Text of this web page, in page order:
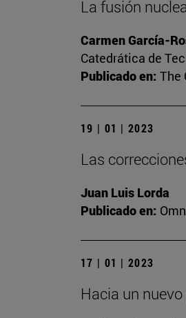
La fusión
Carmen García-
Catedrática de
Publicado en: The
19 | 01 | 2023
Las
Juan Luis Lorda
Publicado en:
17 | 01 | 2023
Hacia un